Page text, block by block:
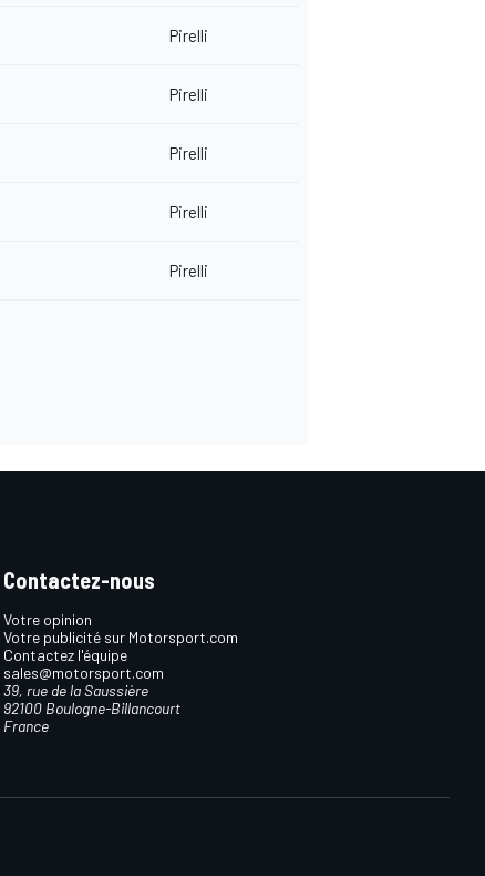
Pirelli
Pirelli
Pirelli
Pirelli
Pirelli
Contactez-nous
Votre opinion
Votre publicité sur Motorsport.com
Contactez l'équipe
sales@motorsport.com
39, rue de la Saussière
92100 Boulogne-Billancourt
France